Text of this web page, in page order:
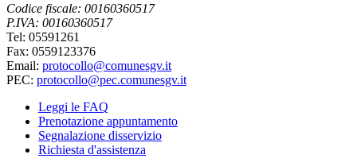
Codice fiscale: 00160360517
P.IVA: 00160360517
Tel: 05591261
Fax: 0559123376
Email: protocollo@comunesgv.it
PEC: protocollo@pec.comunesgv.it
Leggi le FAQ
Prenotazione appuntamento
Segnalazione disservizio
Richiesta d'assistenza